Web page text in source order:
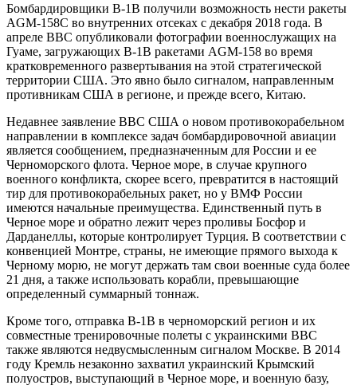
Бомбардировщики В-1В получили возможность нести ракеты
AGM-158C во внутренних отсеках с декабря 2018 года. В
апреле ВВС опубликовали фотографии военнослужащих на
Гуаме, загружающих В-1В ракетами AGM-158 во время
кратковременного развертывания на этой стратегической
территории США. Это явно было сигналом, направленным
противникам США в регионе, и прежде всего, Китаю.
Недавнее заявление ВВС США о новом противокорабельном
направлении в комплексе задач бомбардировочной авиации
является сообщением, предназначенным для России и ее
Черноморского флота. Черное море, в случае крупного
военного конфликта, скорее всего, превратится в настоящий
тир для противокорабельных ракет, но у ВМФ России
имеются начальные преимущества. Единственный путь в
Черное море и обратно лежит через проливы Босфор и
Дарданеллы, которые контролирует Турция. В соответствии с
конвенцией Монтре, страны, не имеющие прямого выхода к
Черному морю, не могут держать там свои военные суда более
21 дня, а также использовать корабли, превышающие
определенный суммарный тоннаж.
Кроме того, отправка В-1В в черноморский регион и их
совместные тренировочные полеты с украинскими ВВС
также являются недвусмысленным сигналом Москве. В 2014
году Кремль незаконно захватил украинский Крымский
полуостров, выступающий в Черное море, и военную базу,